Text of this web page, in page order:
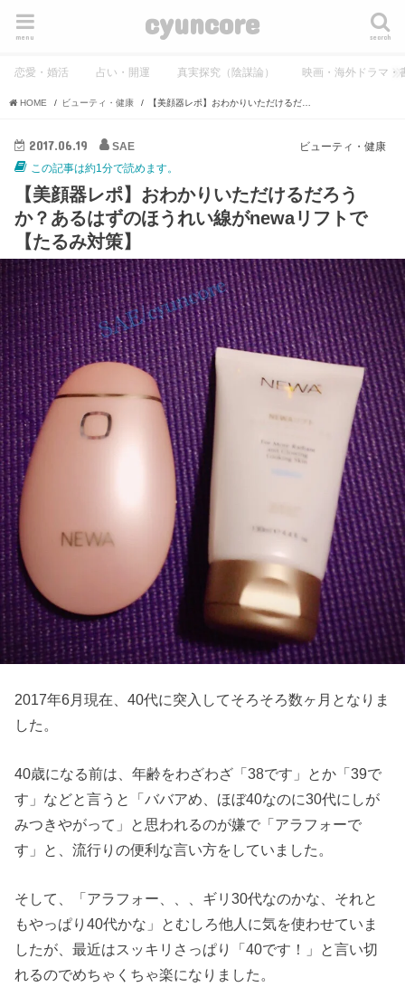
cyuncore search
menu
恋愛・婚活 占い・開運 真実探究（陰謀論） 映画・海外ドラマ・
HOME ビューティ・健康
ビューティ・健康
2017.06.19
SAE
この記事は約1分で読めます。
【美顔器レポ】おわかりいただけるだろう
か？あるはずのほうれい線がnewaリフトで
【たるみ対策】
2017年6月現在、40代に突入してそろそろ数ヶ月となりま
した。
40歳になる前は、年齢をわざわざ「38です」とか「39で
す」などと言うと「ババアめ、ほぼ40なのに30代にしが
みつきやがって」と思われるのが嫌で「アラフォーで
す」と、流行りの便利な言い方をしていました。
そして、「アラフォー、、、ギリ30代なのかな、それと
もやっぱり40代かな」とむしろ他人に気を使わせていま
したが、最近はスッキリさっぱり「40です！」と言い切
れるのでめちゃくちゃ楽になりました。